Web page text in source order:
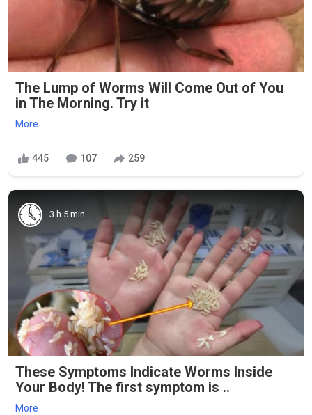
The Lump of Worms Will Come Out of You
in The Morning. Try it
More
445 107 259
3 h 5 min
These Symptoms Indicate Worms Inside
Your Body! The first symptom is ..
More